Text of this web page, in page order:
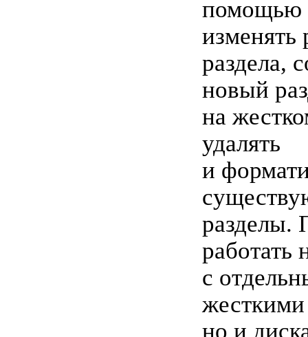
помощью
изменять
раздела,
новый
на
удалять
и
разделы.
работать
с
но и